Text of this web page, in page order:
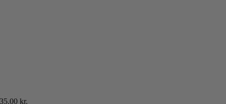
35.00kr.